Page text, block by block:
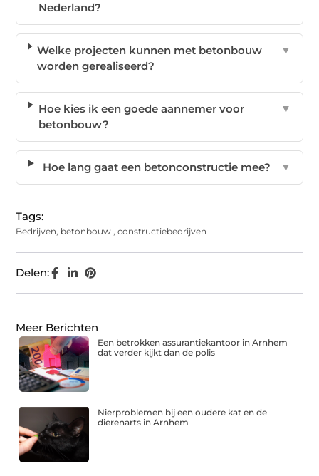
Nederland?
Welke projecten kunnen met betonbouw
worden gerealiseerd?
▼
Hoe kies ik een goede aannemer voor
betonbouw?
▼
Hoe lang gaat een betonconstructie mee? ▼
Tags:
Bedrijven, betonbouw ,constructiebedrijven
Delen:
Meer Berichten
Een betrokken assurantiekantoor in Arnhem
dat verder kijkt dan de polis
Nierproblemen bij een oudere kat en de
dierenarts in Arnhem